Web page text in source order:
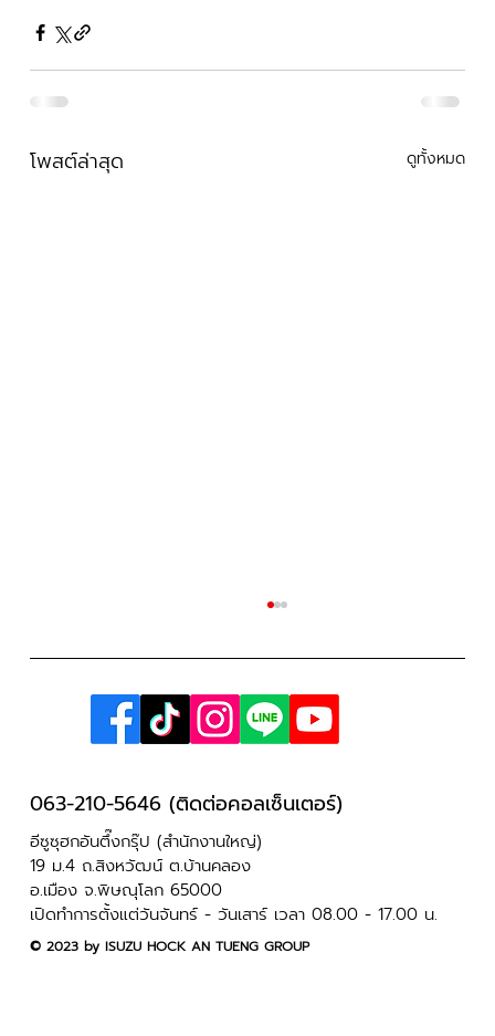
โพสต์ล่าสุด ดูทั้งหมด
แจ้งปิดทำการในวันที่ 28-29 กรกฎาคม
2569
​© 2023 by ISUZU HOCK AN TUENG GROUP
063-210-5646 (ติดต่อคอลเซ็นเตอร์)
อีซูซุฮกอันตึ๊งกรุ๊ป (สำนักงานใหญ่)
19 ม.4 ถ.สิงหวัฒน์ ต.บ้านคลอง
อ.เมือง จ.พิษณุโลก 65000
เปิดทำการตั้งแต่วันจันทร์ - วันเสาร์ เวลา 08.00 - 17.00 น.